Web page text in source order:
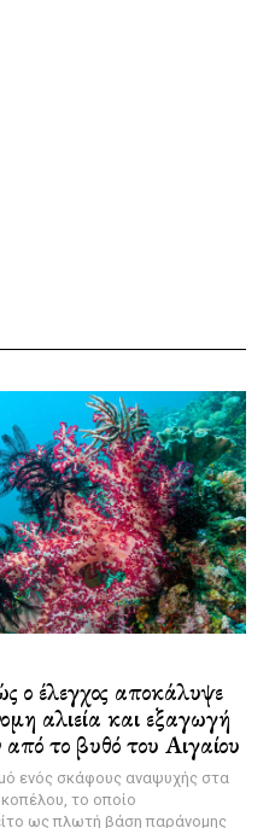
έλεγχος αποκάλυψε
αλιεία και εξαγωγή
το βυθό του Αιγαίου
ενός σκάφους αναψυχής στα
το οποίο
ως πλωτή βάση παράνομης